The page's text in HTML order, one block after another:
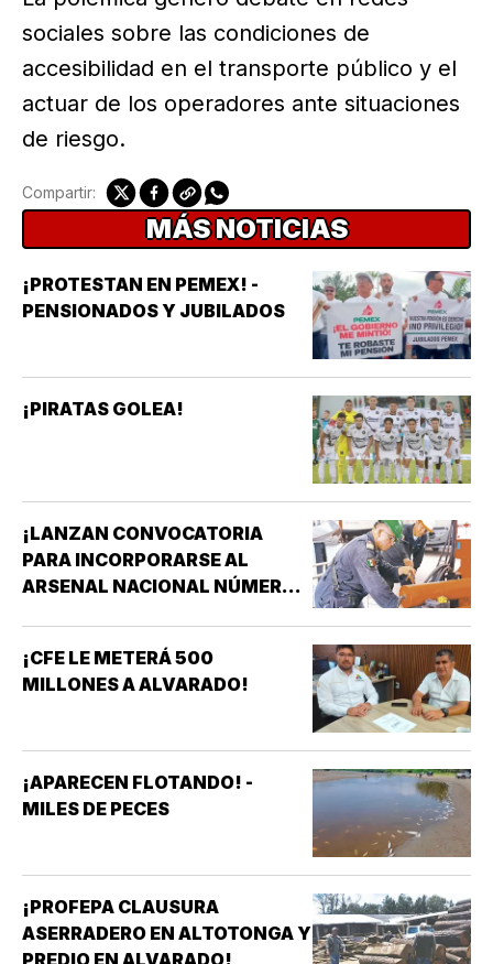
sociales sobre las condiciones de
accesibilidad en el transporte público y el
actuar de los operadores ante situaciones
de riesgo.
Compartir:
MÁS NOTICIAS
¡PROTESTAN EN PEMEX! -
PENSIONADOS Y JUBILADOS
¡PIRATAS GOLEA!
¡LANZAN CONVOCATORIA
PARA INCORPORARSE AL
ARSENAL NACIONAL NÚMERO
¡CFE LE METERÁ 500
MILLONES A ALVARADO!
¡APARECEN FLOTANDO! -
MILES DE PECES
¡PROFEPA CLAUSURA
ASERRADERO EN ALTOTONGA Y
PREDIO EN ALVARADO!